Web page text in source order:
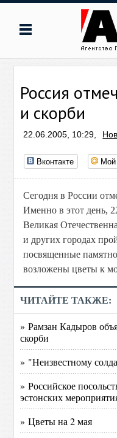
Россия
и скорби
22.06.2005, 10:29,
Вконтакте
Сегодня в России
Именно в этот день,
Великая
и других городах
посвященные
возложены цветы к
ЧИТАЙТЕ ТАКЖЕ:
» Рамзан Кадыров
скорби
» "Неизвестному
» Российское
эстонских
» Цветы на 2 мая